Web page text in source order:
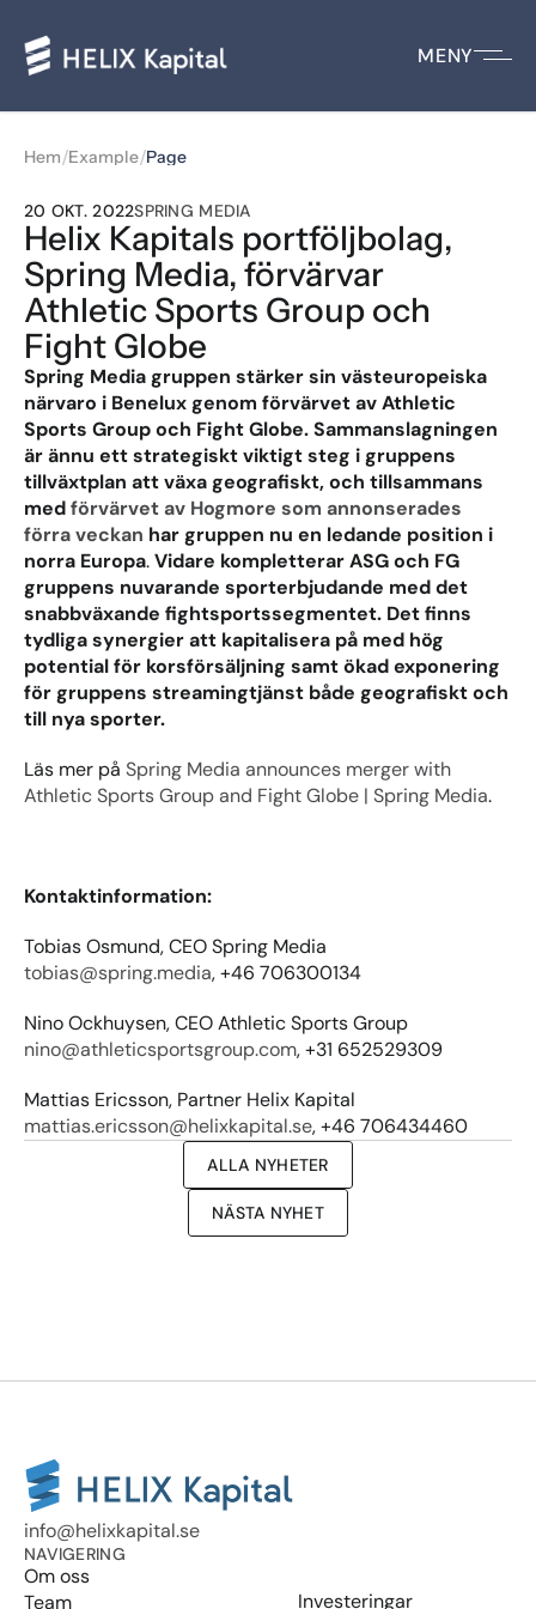
MENY
Hem/Example/Page
20 OKT. 2022SPRING MEDIA
Helix Kapitals portföljbolag,
Spring Media, förvärvar
Athletic Sports Group och
Fight Globe
Spring Media gruppen stärker sin västeuropeiska
närvaro i Benelux genom förvärvet av Athletic
Sports Group och Fight Globe. Sammanslagningen
är ännu ett strategiskt viktigt steg i gruppens
tillväxtplan att växa geografiskt, och tillsammans
med förvärvet av Hogmore som annonserades
förra veckan har gruppen nu en ledande position i
norra Europa. Vidare kompletterar ASG och FG
gruppens nuvarande sporterbjudande med det
snabbväxande fightsportssegmentet. Det finns
tydliga synergier att kapitalisera på med hög
potential för korsförsäljning samt ökad exponering
för gruppens streamingtjänst både geografiskt och
till nya sporter.
Läs mer på Spring Media announces merger with
Athletic Sports Group and Fight Globe | Spring Media.
Kontaktinformation:
Tobias Osmund, CEO Spring Media
tobias@spring.media, +46 706300134
Nino Ockhuysen, CEO Athletic Sports Group
nino@athleticsportsgroup.com, +31 652529309
Mattias Ericsson, Partner Helix Kapital
mattias.ericsson@helixkapital.se, +46 706434460
ALLA NYHETER
NÄSTA NYHET
info@helixkapital.se
NAVIGERING
Om oss
Team
Investeringar